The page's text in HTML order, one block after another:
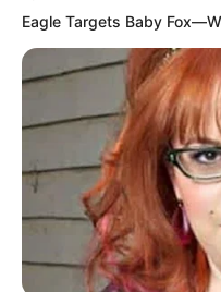
Eagle Targets Baby